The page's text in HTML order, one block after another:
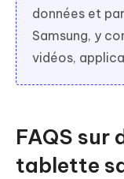
données et
Samsung, y
vidéos,
FAQS sur
tablette